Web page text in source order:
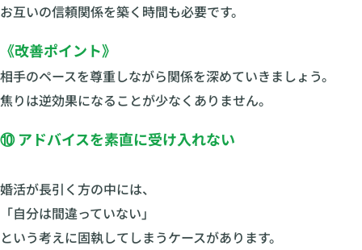
お互いの信頼関係を築く時間も必要です。
《改善ポイント》
相手のペースを尊重しながら関係を深めていきましょう。
焦りは逆効果になることが少なくありません。
⑩ アドバイスを素直に受け入れない
婚活が長引く方の中には、
「自分は間違っていない」
という考えに固執してしまうケースがあります。